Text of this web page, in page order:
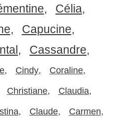
Célia
Capucine
Cassandre
Cindy Coraline
Christiane Claudia
Claude Carmen